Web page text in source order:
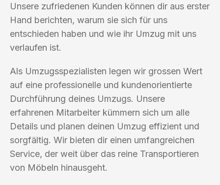
Unsere zufriedenen Kunden können dir aus erster
Hand berichten, warum sie sich für uns
entschieden haben und wie ihr Umzug mit uns
verlaufen ist.
Als Umzugsspezialisten legen wir grossen Wert
auf eine professionelle und kundenorientierte
Durchführung deines Umzugs. Unsere
erfahrenen Mitarbeiter kümmern sich um alle
Details und planen deinen Umzug effizient und
sorgfältig. Wir bieten dir einen umfangreichen
Service, der weit über das reine Transportieren
von Möbeln hinausgeht.